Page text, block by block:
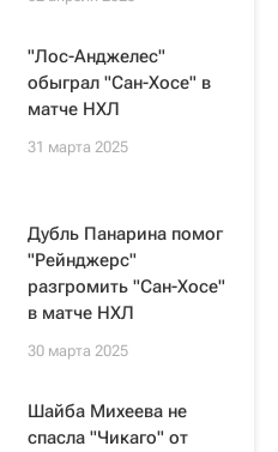
"Лос-Анджелес"
обыграл "Сан-Хосе" в
матче НХЛ
31 марта 2025
Дубль Панарина помог
"Рейнджерс"
разгромить "Сан-Хосе"
в матче НХЛ
30 марта 2025
Шайба Михеева не
спасла "Чикаго" от